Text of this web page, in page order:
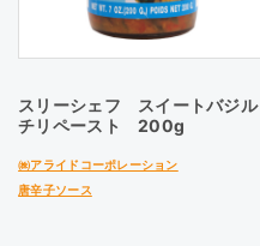
スリーシェフ スイートバジル
チリペースト 200g
㈱アライドコーポレーション
唐辛子ソース